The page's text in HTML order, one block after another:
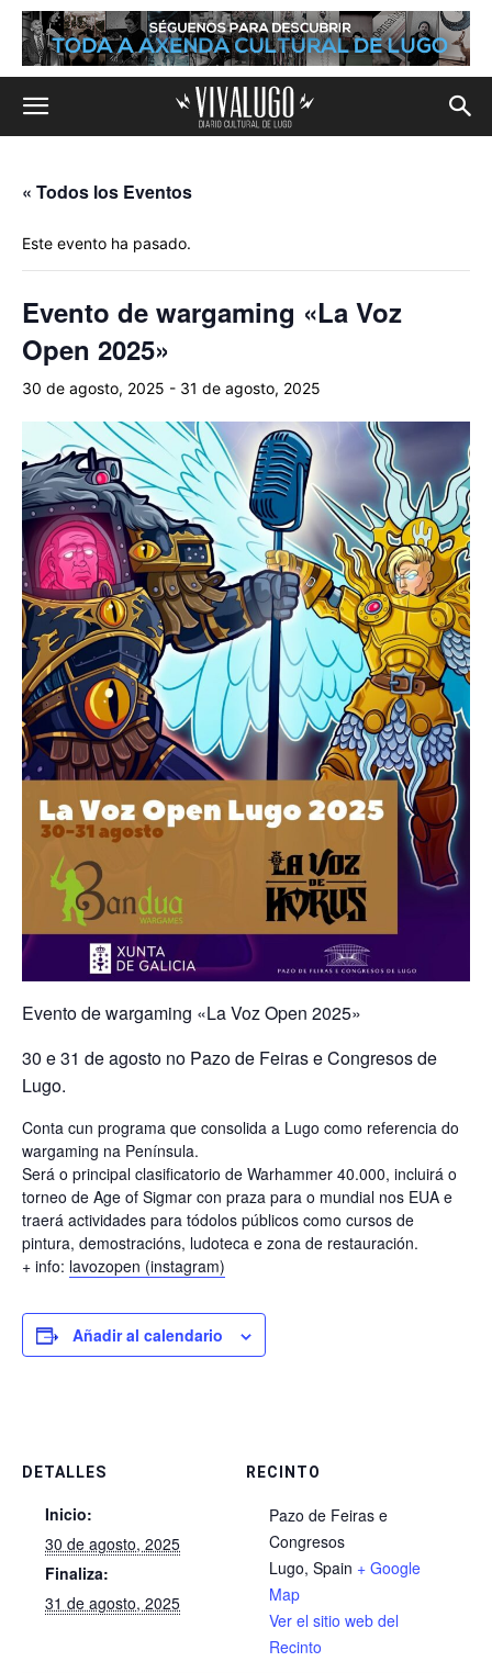
« Todos los Eventos
Este evento ha pasado.
Evento de wargaming «La Voz
Open 2025»
30 de agosto, 2025 - 31 de agosto, 2025
Evento de wargaming «La Voz Open 2025»
30 e 31 de agosto no Pazo de Feiras e Congresos de
Lugo.
Conta cun programa que consolida a Lugo como referencia do
wargaming na Península.
Será o principal clasificatorio de Warhammer 40.000, incluirá o
torneo de Age of Sigmar con praza para o mundial nos EUA e
traerá actividades para tódolos públicos como cursos de
pintura, demostracións, ludoteca e zona de restauración.
+ info: lavozopen (instagram)
Añadir al calendario
DETALLES
Inicio:
30 de agosto, 2025
Finaliza:
31 de agosto, 2025
RECINTO
Pazo de Feiras e
Congresos
Lugo, Spain + Google
Map
Ver el sitio web del
Recinto